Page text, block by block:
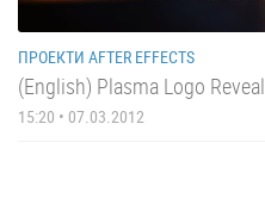
ПРОЕКТИ AFTER EFFECTS
(English) Plasma Logo Reveal
15:20 • 07.03.2012